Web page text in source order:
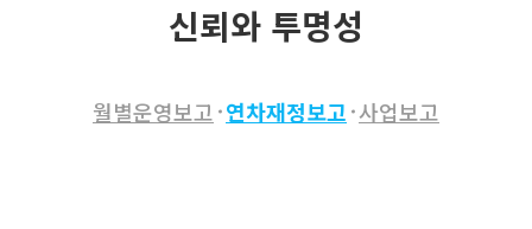
신뢰와 투명성
월별운영보고 연차재정보고 사업보고